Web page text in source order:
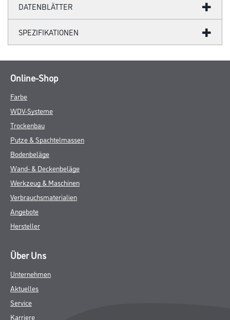
DATENBLÄTTER
SPEZIFIKATIONEN
Online-Shop
Farbe
WDV-Systeme
Trockenbau
Putze & Spachtelmassen
Bodenbeläge
Wand- & Deckenbeläge
Werkzeug & Maschinen
Verbrauchsmaterialien
Angebote
Hersteller
Über Uns
Unternehmen
Aktuelles
Service
Karriere